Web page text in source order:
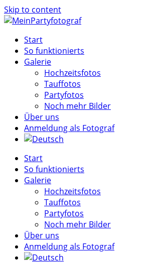
Skip to content
Start
So funktionierts
Galerie
Hochzeitsfotos
Tauffotos
Partyfotos
Noch mehr Bilder
Über uns
Anmeldung als Fotograf
Start
So funktionierts
Galerie
Hochzeitsfotos
Tauffotos
Partyfotos
Noch mehr Bilder
Über uns
Anmeldung als Fotograf